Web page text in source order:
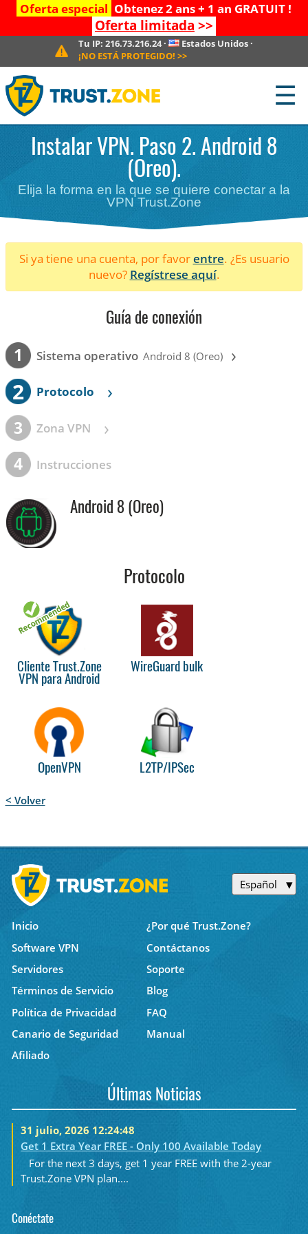
Oferta especial Obtenez 2 ans + 1 an GRATUIT !
Oferta limitada >>
Tu IP:216.73.216.24· Estados Unidos·
¡NO ESTÁ PROTEGIDO! >>
☰
Instalar VPN. Paso 2. Android 8
(Oreo).
Elija la forma en la que se quiere conectar a la
VPN Trust.Zone
Si ya tiene una cuenta, por favorentre. ¿Es usuario
nuevo? Regístrese aquí.
Guía de conexión
1 Sistema operativo Android 8 (Oreo) ›
2 Protocolo ›
3 Zona VPN ›
4 Instrucciones
Android 8 (Oreo)
Protocolo
Cliente Trust.Zone
VPN para Android
WireGuard bulk
OpenVPN L2TP/IPSec
< Volver
Español
Inicio
¿Por qué Trust.Zone?
Software VPN
Contáctanos
Servidores
Soporte
Términos de Servicio
Blog
Política de Privacidad
FAQ
Canario de Seguridad
Manual
Afiliado
Últimas Noticias
31 julio, 2026 12:24:48
Get 1 Extra Year FREE - Only 100 Available Today
For the next 3 days, get 1 year FREE with the 2-year
Trust.Zone VPN plan....
Conéctate